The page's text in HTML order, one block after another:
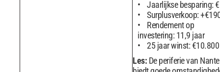
Jaarlijkse besparing:
Surplusverkoop:
Rendement op
investering: 11,9 jaar
25 jaar winst: €10.800
Les: De periferie van